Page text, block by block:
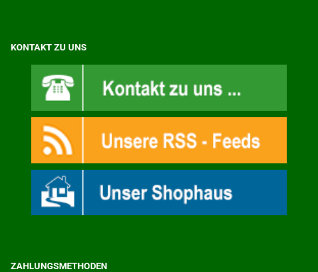
KONTAKT ZU UNS
ZAHLUNGSMETHODEN